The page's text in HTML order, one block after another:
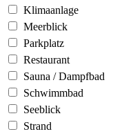
Klimaanlage
Meerblick
Parkplatz
Restaurant
Sauna / Dampfbad
Schwimmbad
Seeblick
Strand